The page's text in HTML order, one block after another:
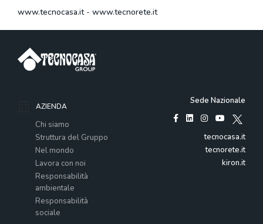
www.tecnocasa.it- www.tecnorete.it
AZIENDA
Chi siamo
Struttura del Gruppo
Nel mondo
Lavora con noi
Responsabilità
ambientale
Responsabilità
sociale
Sede Nazionale
tecnocasa.it
tecnorete.it
kiron.it